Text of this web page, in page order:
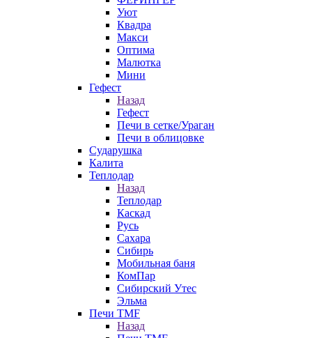
Уют
Квадра
Макси
Оптима
Малютка
Мини
Гефест
Назад
Гефест
Печи в сетке/Ураган
Печи в облицовке
Сударушка
Калита
Теплодар
Назад
Теплодар
Каскад
Русь
Сахара
Сибирь
Мобильная баня
КомПар
Сибирский Утес
Эльма
Печи TMF
Назад